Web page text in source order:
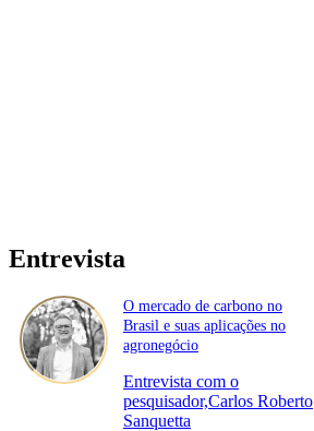
Entrevista
O mercado de carbono no
Brasil e suas aplicações no
agronegócio
Entrevista com o
pesquisador,Carlos Roberto
Sanquetta